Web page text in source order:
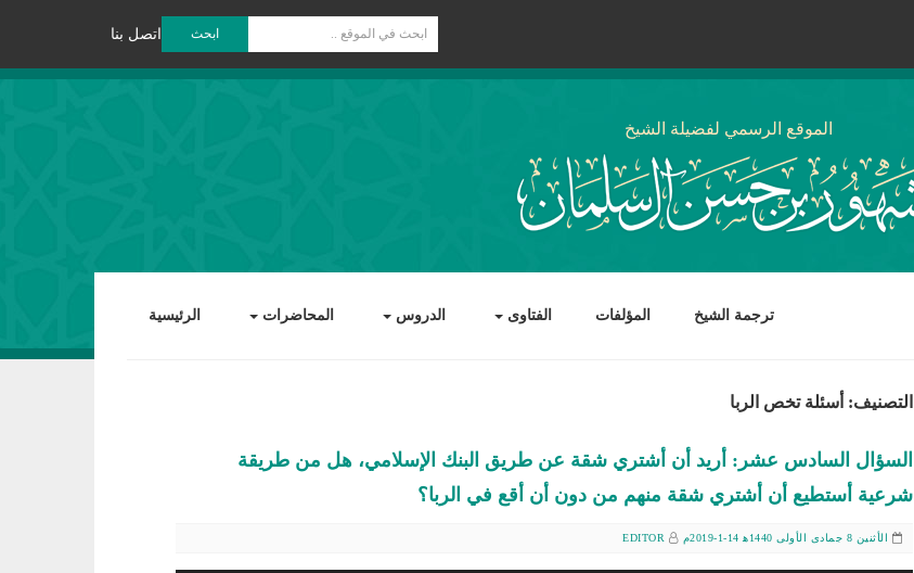
اتصل بنا ابحث
الموقع الرسمي لفضيلة الشيخ
الرئيسية المحاضرات الدروس الفتاوى المؤلفات ترجمة الشيخ
التصنيف: أسئلة تخص الربا
السؤال السادس عشر: أريد أن أشتري شقة عن طريق البنك الإسلامي، هل من طريقة
شرعية أستطيع أن أشتري شقة منهم من دون أن أقع في الربا؟
الأثنين 8 جمادى الأولى 1440ﻫ 14-1-2019م EDITOR